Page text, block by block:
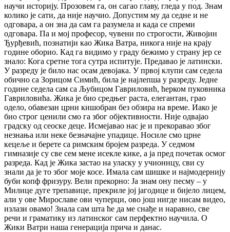
научи историју. Прозовем га, он сагао главу, гледа у под. Знам
колико је сати, да није научио. Допустим му да седне и не
одговара, а он зна да сам га разумела и када се спреми
одговара. Па и мој професор, чувени по строгости, Живојин
Ђурђевић, познатији као Жика Ватра, никога није на крају
године оборио. Кад га видимо у граду бежимо у страну јер се
знало: Кога сретне тога сутра испитује. Предавао је латински.
У разреду је било нас осам девојака. У првој клупи сам седела
обично са Зорицом Симић, била је најлепша у разреду. Једне
године седела сам са Љубицом Гавриловић, ћерком пуковника
Гавриловића. Жика је био средњег раста, елегантан, грао
одело, обавезан црни кишобран без обзира на време. Иако је
био строг ценили смо га због објективности. Није одвајао
градску од сеоске деце. Исмејавао нас је и прекоравао због
незнања или неке безначајне упадице. Носиле смо црне
кецеље и берете са римским бројем разреда. У седмом
гимназије су све сем мене исекле кике, а ја пред почетак осмог
разреда. Кад је Жика застао на уласку у учионнцу, сви су
знали да је то због моје косе. Имала сам шишке и најмодернију
буби копф фризуру. Вели прекорно: Ја знам ону песму – у
Милице дуге трепавице, прекриле јој јагодице и бијело лицем,
али у ове Мирославе ови чуперци, ово још нигде нисам видео,
излази овамо! Знала сам шта ће да ме снађе и наравно, све
речи и граматику из латинског сам перфектно научила. О
Жики Ватри наша генерација прича и данас.